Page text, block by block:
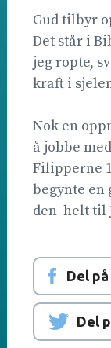
Gud tilbyr
Det står i
jeg ropte,
kraft i
Nok en
å jobbe
Filipperne
begynte en
den  helt til
Del
Del